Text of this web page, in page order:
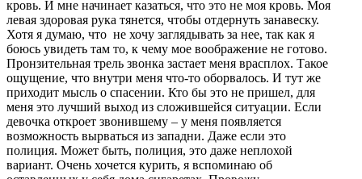
кровь. И мне начинает казаться, что это не моя кровь. Моя
левая здоровая рука тянется, чтобы отдернуть занавеску.
Хотя я думаю, что не хочу заглядывать за нее, так как я
боюсь увидеть там то, к чему мое воображение не готово.
Пронзительная трель звонка застает меня врасплох. Такое
ощущение, что внутри меня что-то оборвалось. И тут же
приходит мысль о спасении. Кто бы это не пришел, для
меня это лучший выход из сложившейся ситуации. Если
девочка откроет звонившему – у меня появляется
возможность вырваться из западни. Даже если это
полиция. Может быть, полиция, это даже неплохой
вариант. Очень хочется курить, я вспоминаю об